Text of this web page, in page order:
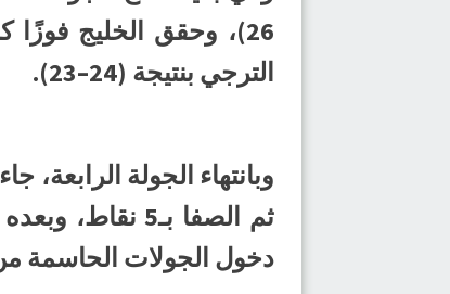
الترجي بنتيجة (24–23).
دخول الجولات الحاسمة